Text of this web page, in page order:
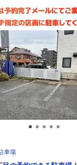
車場